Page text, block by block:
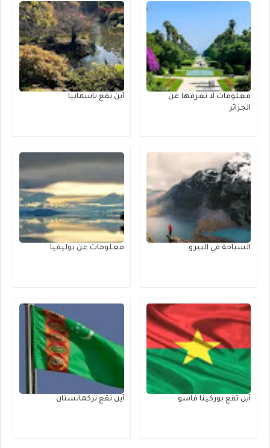
معلومات لا تعرفها عن
الجزائر
أين تقع تاسمانيا
السياحة في البيرو معلومات عن بوليفيا
أين تقع بوركينا فاسو أين تقع تركمانستان